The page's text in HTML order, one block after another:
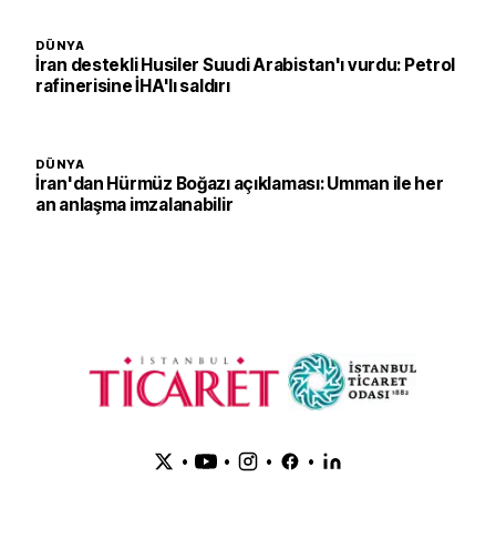
DÜNYA
İran destekli Husiler Suudi Arabistan'ı vurdu: Petrol
rafinerisine İHA'lı saldırı
DÜNYA
İran'dan Hürmüz Boğazı açıklaması: Umman ile her
an anlaşma imzalanabilir
• • • •